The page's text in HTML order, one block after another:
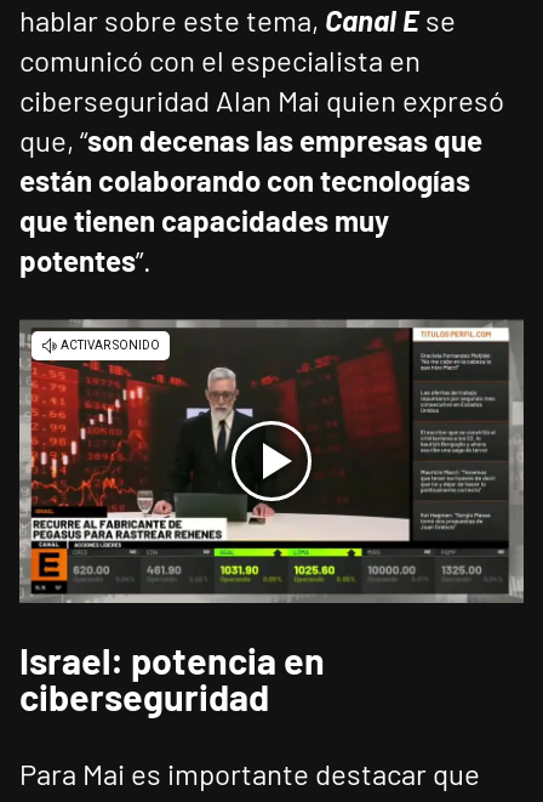
hablar sobre este tema, Canal E se
comunicó con el especialista en
ciberseguridad Alan Mai quien expresó
que, “son decenas las empresas que
están colaborando con tecnologías
que tienen capacidades muy
potentes”.
Israel: potencia en
ciberseguridad
Para Mai es importante destacar que